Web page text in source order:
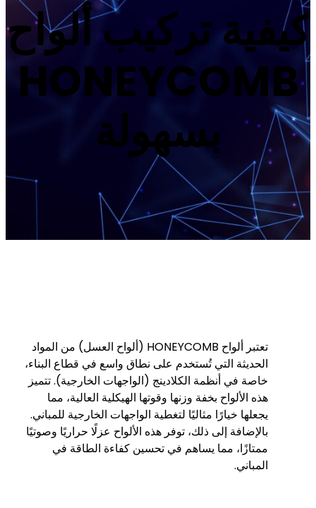
كيفية تركيب ألواح
HONEYCOMB
بسهولة
تعتبر ألواح HONEYCOMB (ألواح العسل) من المواد
الحديثة التي تُستخدم على نطاق واسع في قطاع البناء،
خاصة في أنظمة الكلادينج (الواجهات الخارجية). تتميز
هذه الألواح بخفة وزنها وقوتها الهيكلية العالية، مما
يجعلها خيارًا مثاليًا لتغطية الواجهات الخارجية للمباني.
بالإضافة إلى ذلك، توفر هذه الألواح عزلًا حراريًا وصوتيًا
ممتازًا، مما يساهم في تحسين كفاءة الطاقة في
المباني.